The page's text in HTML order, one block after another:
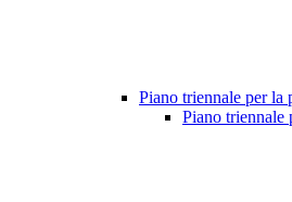
Piano triennale per la
Piano triennale